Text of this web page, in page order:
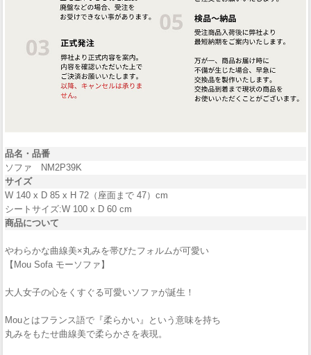
品名・品番
ソファ NM2P39K
サイズ
W 140 x D 85 x H 72（座面まで 47）cm
シートサイズ:W 100 x D 60 cm
商品について
やわらかな曲線美×丸みを帯びたフォルムが可愛い
【Mou Sofa モーソファ】
大人女子の心をくすぐる可愛いソファが誕生！
Mouとはフランス語で『柔らかい』という意味を持ち
丸みをもたせ曲線美で柔らかさを表現。